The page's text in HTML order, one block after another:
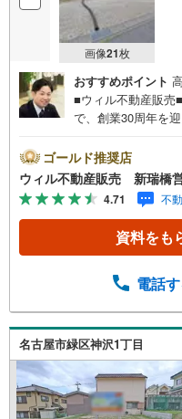
画像21枚
おすすめポイント
■ウィル不動産販売
で、創業30周年を
です。新瑞橋駅か
おむつ替えスペー
も安心してご利用
へ●弊社では平日に
に、「平日会員制
す。●お仕事で忙
間外でのご内覧に
弊社は定休日なく
す。弊社で掲載し
で、一度ご相談く
件に関することは
フォームに関する
でもお気軽にご相談
ゴールド推奨店
ウィル不動産販売 新瑞橋
4.71 不
資料をも
電話
名古屋市緑区神沢1丁目